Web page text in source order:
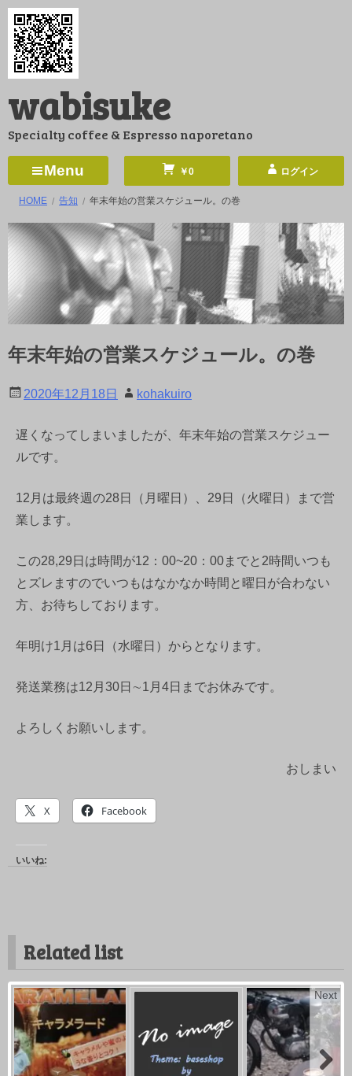
コ
ン
ツ
ス
ッ
wabisuke
Specialty coffee & Espresso naporetano
Menu ￥0 ログイン
HOME 告知 年末年始の営業スケジュール。の巻
年末年始の営業スケジュール。の巻
2020年12月18日 kohakuiro
遅くなってしまいましたが、年末年始の営業スケジュー
ルです。
12月は最終週の28日（月曜日）、29日（火曜日）まで営
業します。
この28,29日は時間が12：00~20：00までと2時間いつも
とズレますのでいつもはなかなか時間と曜日が合わない
方、お待ちしております。
年明け1月は6日（水曜日）からとなります。
発送業務は12月30日∼1月4日までお休みです。
よろしくお願いします。
おしまい
X Facebook
いいね:
Related list
Next